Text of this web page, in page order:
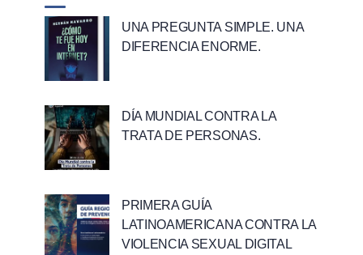
UNA PREGUNTA SIMPLE. UNA
DIFERENCIA ENORME.
DÍA MUNDIAL CONTRA LA
TRATA DE PERSONAS.
PRIMERA GUÍA
LATINOAMERICANA CONTRA LA
VIOLENCIA SEXUAL DIGITAL